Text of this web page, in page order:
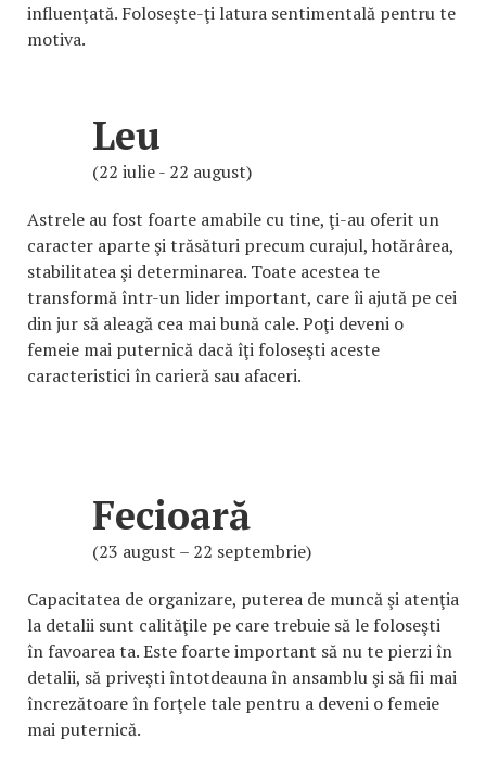
influenţată. Foloseşte-ţi latura sentimentală pentru te
motiva.
Leu
(22 iulie - 22 august)
Astrele au fost foarte amabile cu tine, ţi-au oferit un
caracter aparte şi trăsături precum curajul, hotărârea,
stabilitatea şi determinarea. Toate acestea te
transformă într-un lider important, care îi ajută pe cei
din jur să aleagă cea mai bună cale. Poţi deveni o
femeie mai puternică dacă îţi foloseşti aceste
caracteristici în carieră sau afaceri.
Fecioară
(23 august – 22 septembrie)
Capacitatea de organizare, puterea de muncă şi atenţia
la detalii sunt calităţile pe care trebuie să le foloseşti
în favoarea ta. Este foarte important să nu te pierzi în
detalii, să priveşti întotdeauna în ansamblu şi să fii mai
încrezătoare în forţele tale pentru a deveni o femeie
mai puternică.